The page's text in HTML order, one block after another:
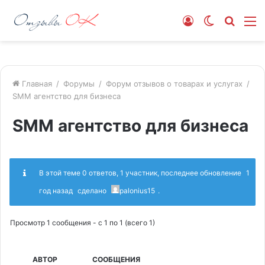
Switch
Войти
Главная / Форумы / Форум отзывов о товарах и услугах /
SMM агентство для бизнеса
SMM агентство для бизнеса
В этой теме 0 ответов, 1 участник, последнее обновление 1
год назад сделано palonius15 .
Просмотр 1 сообщения - с 1 по 1 (всего 1)
АВТОР СООБЩЕНИЯ